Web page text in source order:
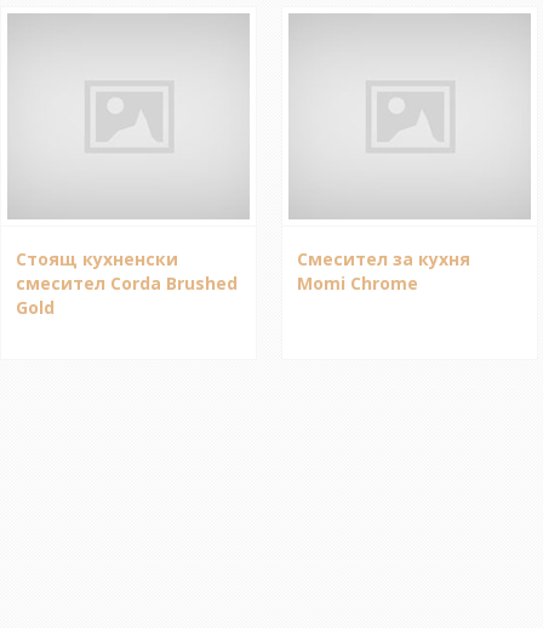
Стоящ кухненски
смесител Corda Brushed
Gold
Смесител за кухня
Momi Chrome